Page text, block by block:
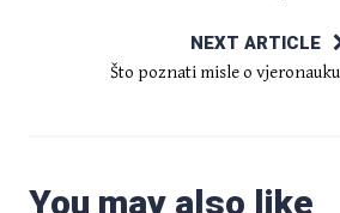
NEXT ARTICLE
Što poznati misle o
You may also like